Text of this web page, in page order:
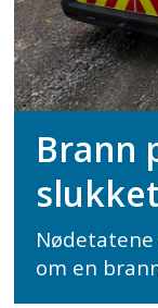
Brann
om en